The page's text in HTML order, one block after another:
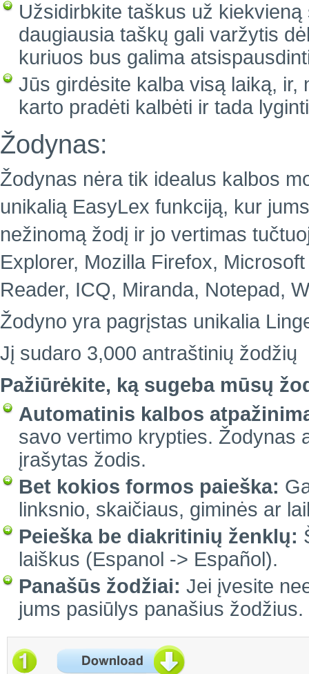
Užsidirbkite taškus už
daugiausia taškų gali varžytis
kuriuos bus galima
Jūs girdėsite kalba visą laiką, ir,
karto pradėti kalbėti ir tada
Žodynas:
Žodynas nėra tik idealus kalbos
unikalią EasyLex funkciją, kur
nežinomą žodį ir jo vertimas
Explorer, Mozilla Firefox,
Reader, ICQ, Miranda, Notepad,
Žodyno yra pagrįstas unikalia
Jį sudaro 3,000 antraštinių žodžių
Pažiūrėkite, ką sugeba mūsų
Automatinis kalbos
savo vertimo krypties. Žodynas
įrašytas žodis.
Bet kokios formos paieška:
linksnio, skaičiaus, giminės ar
Peieška be diakritinių ženklų:
laiškus (Espanol -> Español).
Panašūs žodžiai: Jei įvesite
jums pasiūlys panašius žodžius.